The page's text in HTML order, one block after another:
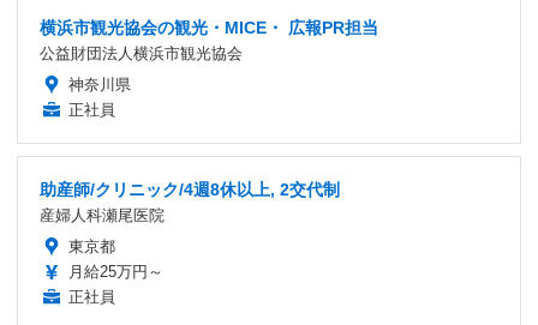
横浜市観光協会の観光・MICE・ 広報PR担当
公益財団法人横浜市観光協会
神奈川県
正社員
助産師/クリニック/4週8休以上, 2交代制
産婦人科瀬尾医院
東京都
月給25万円～
正社員